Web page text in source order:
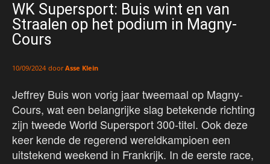
WK Supersport: Buis wint en van
Straalen op het podium in Magny-
Cours
10/09/2024 door Asse Klein
Jeffrey Buis won vorig jaar tweemaal op Magny-
Cours, wat een belangrijke slag betekende richting
zijn tweede World Supersport 300-titel. Ook deze
keer kende de regerend wereldkampioen een
uitstekend weekend in Frankrijk. In de eerste race,